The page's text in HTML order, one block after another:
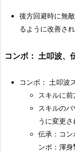
後方回避時に無
るように改善され
コンボ： 土叩波、
コンボ： 土叩波
スキルに前
スキルの
うに変更さ
伝承：コ
ンボ：渾